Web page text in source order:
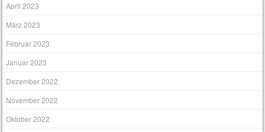
April 2023
März 2023
Februar 2023
Januar 2023
Dezember 2022
November 2022
Oktober 2022